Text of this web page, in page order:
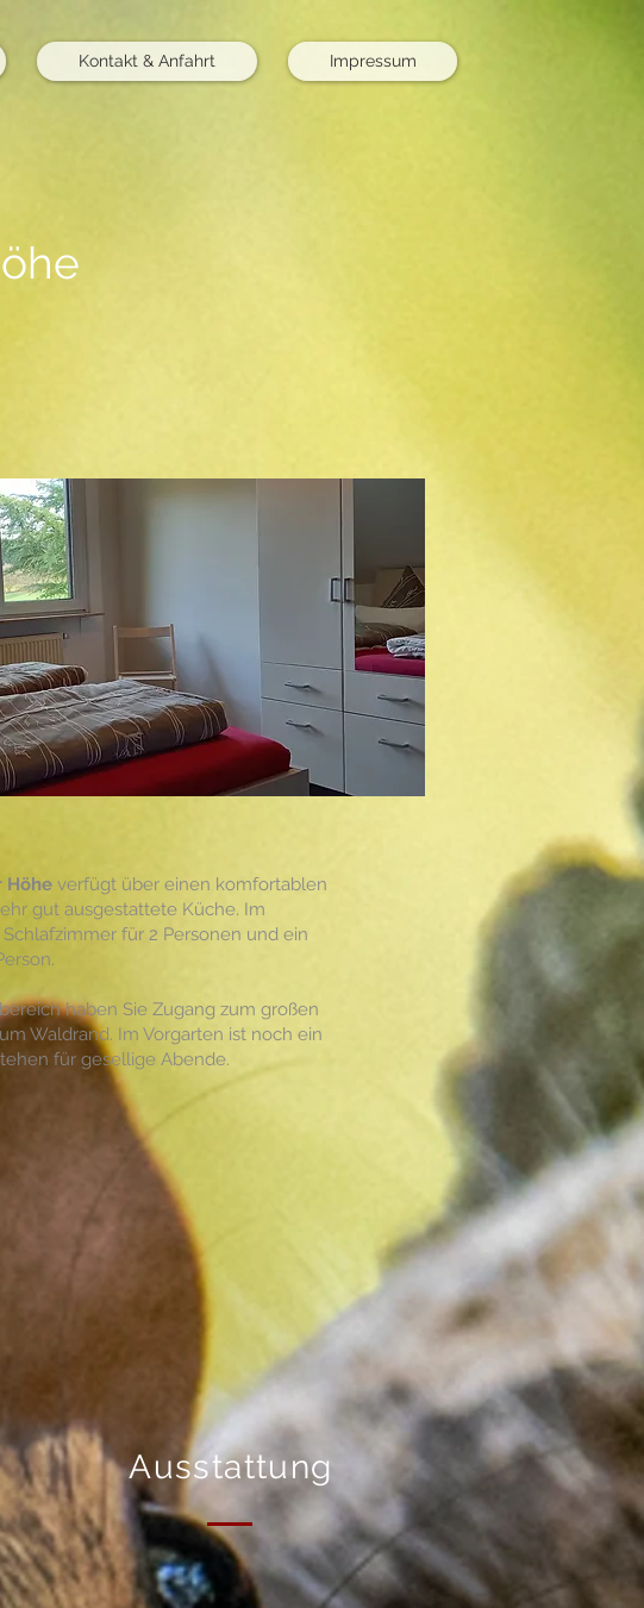
Kontakt & Anfahrt Impressum
Höhe verfügt über einen komfortablen
gut ausgestattete Küche. Im
für 2 Personen und ein
haben Sie Zugang zum großen
Waldrand. Im Vorgarten ist noch ein
für gesellige Abende.
Ausstattung